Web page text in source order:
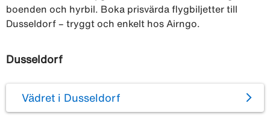
boenden och hyrbil. Boka prisvärda flygbiljetter till
Dusseldorf – tryggt och enkelt hos Airngo.
Dusseldorf
Vädret i Dusseldorf